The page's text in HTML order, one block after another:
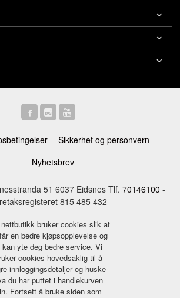
Sikkerhet og personvern
Nyhetsbrev
51 6037 Eidsnes Tlf. 70146100 -
815 485 432
bruker cookies slik at
en bedre kjøpsopplevelse og
kan yte deg bedre service. Vi
cookies hovedsaklig til å
innloggingsdetaljer og huske
du har puttet i handlekurven
Fortsett å bruke siden som